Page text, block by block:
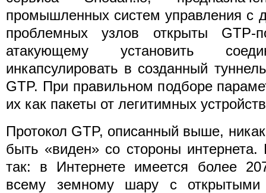
промышленных систем управления с
проблемных узлов открыты GTP-
атакующему установить
инкапсулировать в созданный
GTP. При правильном подборе
их как пакеты от легитимных
Протокол GTP, описанный выше,
быть «виден» со стороны интернета.
так: в Интернете имеется более
всему земному шару с открытыми